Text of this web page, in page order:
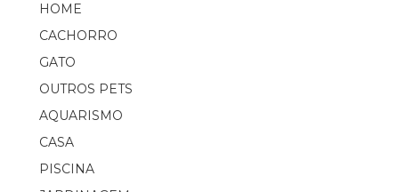
HOME
CACHORRO
GATO
OUTROS PETS
AQUARISMO
CASA
PISCINA